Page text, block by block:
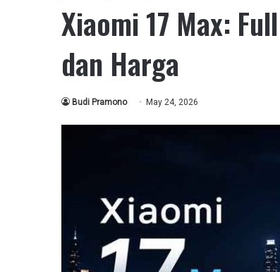
Xiaomi 17 Max:
dan Harga
Budi Pramono May 24, 2026